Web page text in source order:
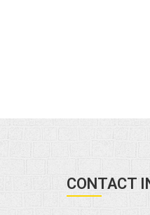
CONTACT